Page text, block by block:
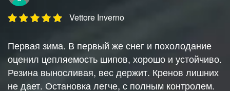
Vettore Inverno
Первая зима. В первый же снег и похолодание
оценил цепляемость шипов, хорошо и устойчиво.
Резина выносливая, вес держит. Кренов лишних
не дает. Остановка легче, с полным контролем.